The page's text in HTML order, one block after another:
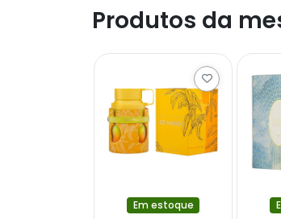
Produtos da
Em estoque